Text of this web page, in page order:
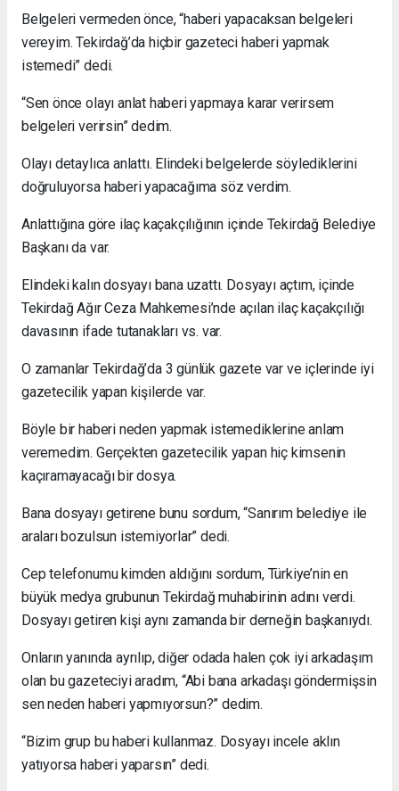
Belgeleri vermeden önce, “haberi yapacaksan belgeleri
vereyim. Tekirdağ’da hiçbir gazeteci haberi yapmak
istemedi” dedi.
“Sen önce olayı anlat haberi yapmaya karar verirsem
belgeleri verirsin” dedim.
Olayı detaylıca anlattı. Elindeki belgelerde söylediklerini
doğruluyorsa haberi yapacağıma söz verdim.
Anlattığına göre ilaç kaçakçılığının içinde Tekirdağ Belediye
Başkanı da var.
Elindeki kalın dosyayı bana uzattı. Dosyayı açtım, içinde
Tekirdağ Ağır Ceza Mahkemesi’nde açılan ilaç kaçakçılığı
davasının ifade tutanakları vs. var.
O zamanlar Tekirdağ’da 3 günlük gazete var ve içlerinde iyi
gazetecilik yapan kişilerde var.
Böyle bir haberi neden yapmak istemediklerine anlam
veremedim. Gerçekten gazetecilik yapan hiç kimsenin
kaçıramayacağı bir dosya.
Bana dosyayı getirene bunu sordum, “Sanırım belediye ile
araları bozulsun istemiyorlar” dedi.
Cep telefonumu kimden aldığını sordum, Türkiye’nin en
büyük medya grubunun Tekirdağ muhabirinin adını verdi.
Dosyayı getiren kişi aynı zamanda bir derneğin başkanıydı.
Onların yanında ayrılıp, diğer odada halen çok iyi arkadaşım
olan bu gazeteciyi aradım, “Abi bana arkadaşı göndermişsin
sen neden haberi yapmıyorsun?” dedim.
“Bizim grup bu haberi kullanmaz. Dosyayı incele aklın
yatıyorsa haberi yaparsın” dedi.